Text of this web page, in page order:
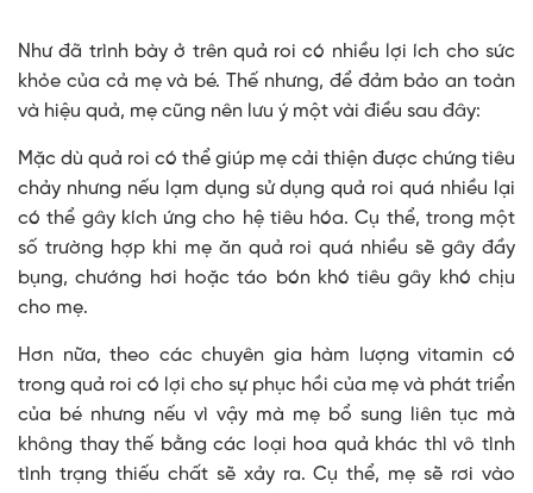
Như đã trình bày ở trên quả roi có nhiều lợi ích cho sức
khỏe của cả mẹ và bé. Thế nhưng, để đảm bảo an toàn
và hiệu quả, mẹ cũng nên lưu ý một vài điều sau đây:
Mặc dù quả roi có thể giúp mẹ cải thiện được chứng tiêu
chảy nhưng nếu lạm dụng sử dụng quả roi quá nhiều lại
có thể gây kích ứng cho hệ tiêu hóa. Cụ thể, trong một
số trường hợp khi mẹ ăn quả roi quá nhiều sẽ gây đầy
bụng, chướng hơi hoặc táo bón khó tiêu gây khó chịu
cho mẹ.
Hơn nữa, theo các chuyên gia hàm lượng vitamin có
trong quả roi có lợi cho sự phục hồi của mẹ và phát triển
của bé nhưng nếu vì vậy mà mẹ bổ sung liên tục mà
không thay thế bằng các loại hoa quả khác thì vô tình
tình trạng thiếu chất sẽ xảy ra. Cụ thể, mẹ sẽ rơi vào